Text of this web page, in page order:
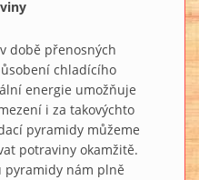
době přenosných
chladícího
energie umožňuje
i za takovýchto
pyramidy můžeme
potraviny okamžitě.
pyramidy nám plně